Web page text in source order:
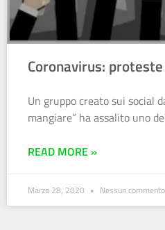
Coronavirus:
Un gruppo creato sui social
mangiare” ha assalito uno
READ MORE »
Marzo 28, 2020 Nessun commento